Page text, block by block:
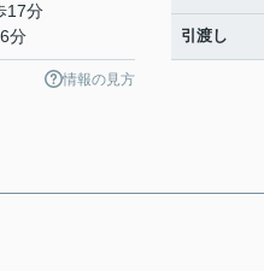
17分
分
情報の見方
引渡し